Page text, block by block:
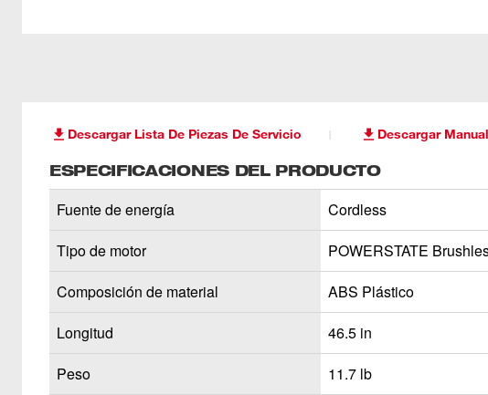
Descargar Lista De Piezas De Servicio Descargar
ESPECIFICACIONES DEL PRODUCTO
Fuente de energía
Cordless
Tipo de motor
POWERSTATE
Composición de material
ABS Plástico
Longitud
46.5 in
Peso
11.7 lb